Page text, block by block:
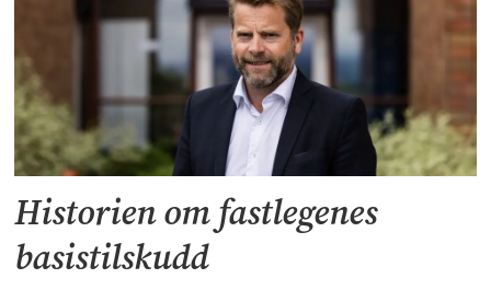
Historien om fastlegenes
basistilskudd